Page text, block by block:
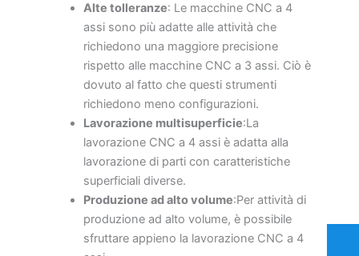
Alte tolleranze: Le macchine CNC a 4
assi sono più adatte alle attività che
richiedono una maggiore precisione
rispetto alle macchine CNC a 3 assi. Ciò è
dovuto al fatto che questi strumenti
richiedono meno configurazioni.
Lavorazione multisuperficie:La
lavorazione CNC a 4 assi è adatta alla
lavorazione di parti con caratteristiche
superficiali diverse.
Produzione ad alto volume:Per attività di
produzione ad alto volume, è possibile
sfruttare appieno la lavorazione CNC a 4